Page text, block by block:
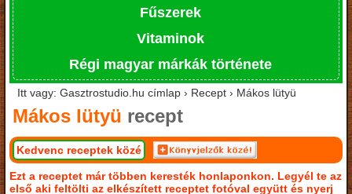
Fűszerek
Vitaminok
Régi magyar márkák története
Itt vagy: Gasztrostudio.hu címlap › Recept › Mákos lütyü
Mákos lütyü recept
Kedvenc receptek közé
Ezt a receptet már többen keresték honlaponkon. Legyél te az
első aki feltölti az elkészített receptet fotóval együtt és nyerj